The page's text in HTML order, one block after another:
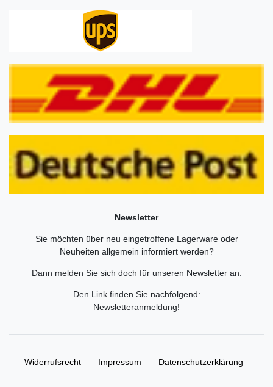
Newsletter
Sie möchten über neu eingetroffene Lagerware oder
Neuheiten allgemein informiert werden?
Dann melden Sie sich doch für unseren Newsletter an.
Den Link finden Sie nachfolgend:
Newsletteranmeldung!
Widerrufs­recht Impressum Daten­schutz­erklärung